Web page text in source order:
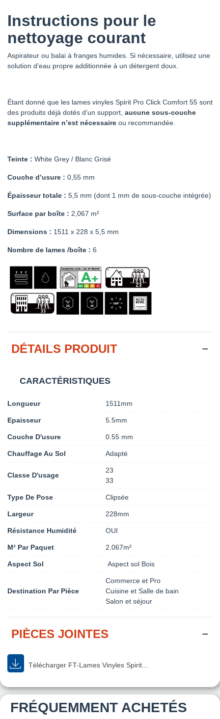
Instructions pour le
nettoyage courant
Aspirateur ou balai à franges humides. Si nécessaire, utilisez une
solution d’eau propre additionnée à un détergent doux.
Étant donné que les lames vinyles Spirit Pro Click Comfort 55 sont
des produits déjà dotés d’un support, aucune sous-couche
supplémentaire n’est nécessaire ou recommandée.
Teinte : White Grey / Blanc Grisé
Couche d’usure : 0,55 mm
Épaisseur totale : 5,5 mm (dont 1 mm de sous-couche intégrée)
Surface par boîte : 2,067 m²
Dimensions : 1511 x 228 x 5,5 mm
Nombre de lames /boîte : 6
DÉTAILS PRODUIT
CARACTÉRISTIQUES
Longueur 1511mm
Epaisseur 5.5mm
Couche D'usure 0.55 mm
Chauffage Au Sol Adapté
Classe D'usage
23
33
Type De Pose Clipsée
Largeur 228mm
Résistance Humidité OUI
M² Par Paquet 2.067m²
Aspect Sol Aspect sol Bois
Destination Par Pièce
Commerce et Pro
Cuisine et Salle de bain
Salon et séjour
PIÈCES JOINTES
Télécharger FT-Lames Vinyles Spirit...
FRÉQUEMMENT ACHETÉS